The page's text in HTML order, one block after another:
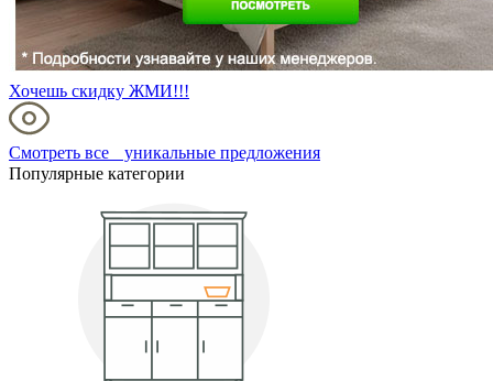
Хочешь скидку ЖМИ!!!
Смотреть все уникальные предложения
Популярные категории